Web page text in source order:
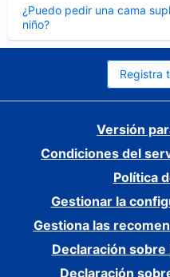
¿Puedo pedir una cama
niño?
cerrado
Registra
Versión
Condiciones del
Política
Gestionar la
Gestiona las
Declaración
Declaración